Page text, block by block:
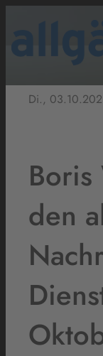
Di.,
den